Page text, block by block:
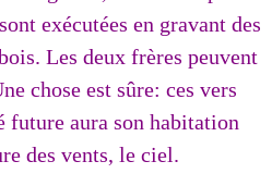
exécutées en gravant des
Les deux frères peuvent
chose est sûre: ces vers
future aura son habitation
des vents, le ciel.